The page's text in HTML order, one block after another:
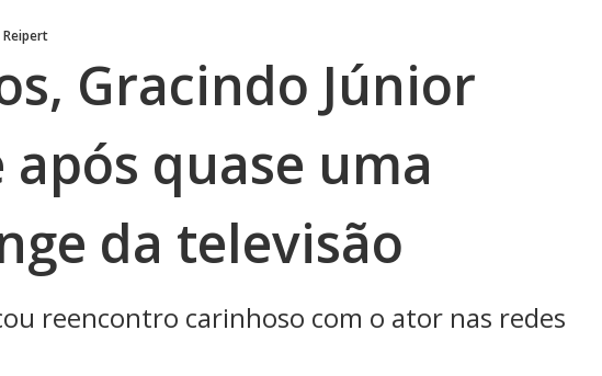
Reipert
Gracindo Júnior
quase uma
da televisão
reencontro carinhoso com o ator nas redes